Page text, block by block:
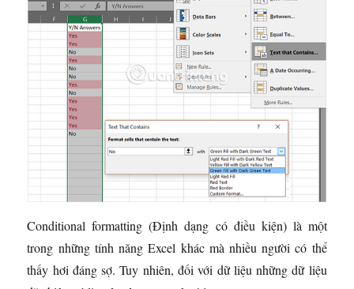
Conditional formatting (Định dạng có điều kiện) là một
trong những tính năng Excel khác mà nhiều người có thể
thấy hơi đáng sợ. Tuy nhiên, đối với dữ liệu những dữ liệu